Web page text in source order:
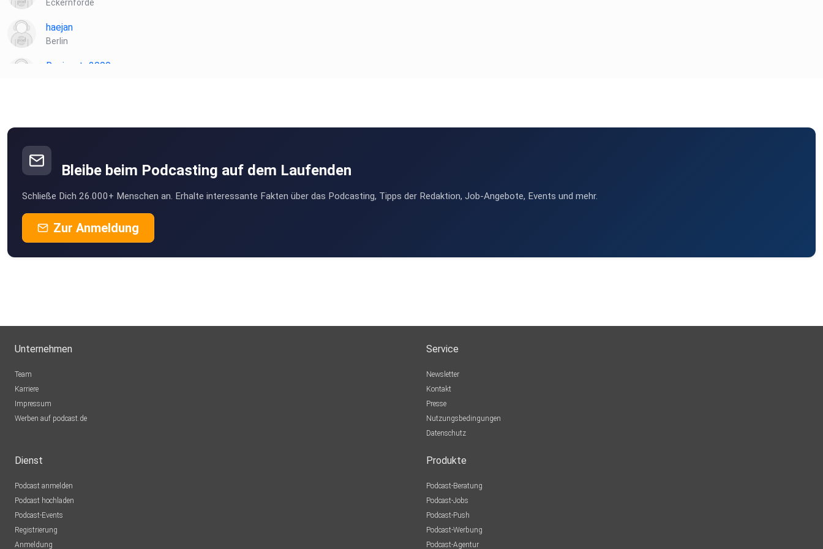
Eckernförde
haejan
Berlin
Rosinante2000
Danielka
Althofen
mvoimwer
Gansing
licf7nvc
Anzing
Johanna127
Bleibe beim Podcasting auf dem Laufenden
Schließe Dich 26.000+ Menschen an. Erhalte interessante Fakten über das Podcasting, Tipps der Redaktion, Job-Angebote, Events und mehr.
Zur Anmeldung
Unternehmen
Team
Karriere
Impressum
Werben auf podcast.de
Service
Newsletter
Kontakt
Presse
Nutzungsbedingungen
Datenschutz
Dienst
Podcast anmelden
Podcast hochladen
Podcast-Events
Registrierung
Anmeldung
Produkte
Podcast-Beratung
Podcast-Jobs
Podcast-Push
Podcast-Werbung
Podcast-Agentur